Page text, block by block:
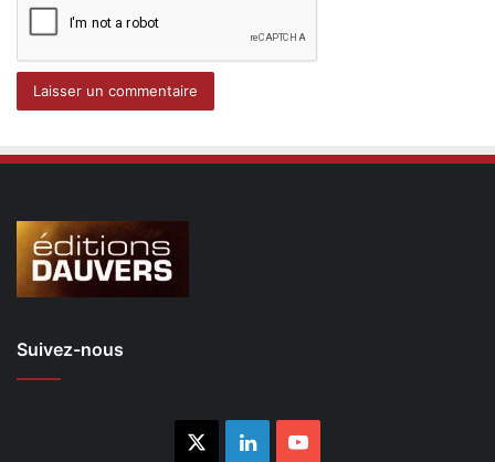
Suivez-nous
LinkedinYouTube